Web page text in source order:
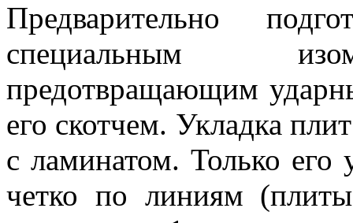
Предварительно
специальным
предотвращающим
его скотчем. Укладка
с ламинатом. Только
четко по линиям